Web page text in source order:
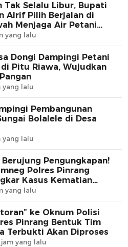
Tak Selalu Libur, Bupati
Alrif Pilih Berjalan di
Menjaga Air Petani
yang lalu
Dongi Dampingi Petani
di Pitu Riawa, Wujudkan
yang lalu
Pembangunan
Bolalele di Desa
yang lalu
Berujung Pengungkapan!
Polres Pinrang
Kasus Kematian
Jl Macan, MB Diamankan
yang lalu
ke Oknum Polisi
Pinrang Bentuk Tim
Terbukti Akan Diproses
jam yang lalu